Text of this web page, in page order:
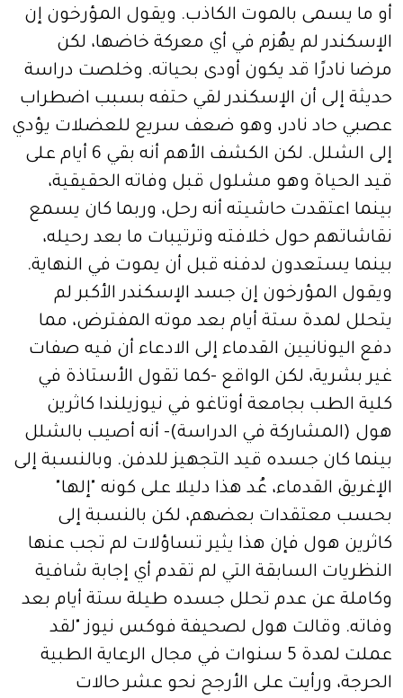
أو ما يسمى بالموت الكاذب. ويقول المؤرخون إن
الإسكندر لم يهُزم في أي معركة خاضها، لكن
مرضا نادرًا قد يكون أودى بحياته. وخلصت دراسة
حديثة إلى أن الإسكندر لقي حتفه بسبب اضطراب
عصبي حاد نادر، وهو ضعف سريع للعضلات يؤدي
إلى الشلل. لكن الكشف الأهم أنه بقي 6 أيام على
قيد الحياة وهو مشلول قبل وفاته الحقيقية،
بينما اعتقدت حاشيته أنه رحل، وربما كان يسمع
نقاشاتهم حول خلافته وترتيبات ما بعد رحيله،
بينما يستعدون لدفنه قبل أن يموت في النهاية.
ويقول المؤرخون إن جسد الإسكندر الأكبر لم
يتحلل لمدة ستة أيام بعد موته المفترض، مما
دفع اليونانيين القدماء إلى الادعاء أن فيه صفات
غير بشرية، لكن الواقع -كما تقول الأستاذة في
كلية الطب بجامعة أوتاغو في نيوزيلندا كاثرين
هول (المشاركة في الدراسة)- أنه أصيب بالشلل
بينما كان جسده قيد التجهيز للدفن. وبالنسبة إلى
الإغريق القدماء، عُد هذا دليلا على كونه "إلها"
بحسب معتقدات بعضهم، لكن بالنسبة إلى
كاثرين هول فإن هذا يثير تساؤلات لم تجب عنها
النظريات السابقة التي لم تقدم أي إجابة شافية
وكاملة عن عدم تحلل جسده طيلة ستة أيام بعد
وفاته. وقالت هول لصحيفة فوكس نيوز "لقد
عملت لمدة 5 سنوات في مجال الرعاية الطبية
الحرجة، ورأيت على الأرجح نحو عشر حالات